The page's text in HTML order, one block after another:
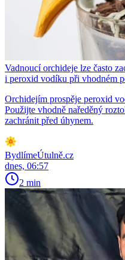
Vadnoucí orchideje lze často
i peroxid vodíku při vhodném
Orchidejím prospěje peroxid
Použijte vhodně naředěný
zachránit před úhynem.
BydlímeÚtulně.cz
dnes, 06:57
2 min